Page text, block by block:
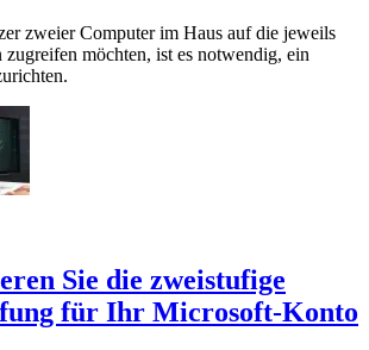
zweier Computer im Haus auf die jeweils
zugreifen möchten, ist es notwendig, ein
Sie die zweistufige
für Ihr Microsoft-Konto